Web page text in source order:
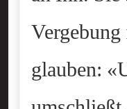
glauben: